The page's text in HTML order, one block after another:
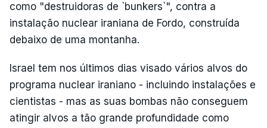
como "destruidoras de `bunkers`", contra a
instalação nuclear iraniana de Fordo, construída
debaixo de uma montanha.
Israel tem nos últimos dias visado vários alvos do
programa nuclear iraniano - incluindo instalações e
cientistas - mas as suas bombas não conseguem
atingir alvos a tão grande profundidade como